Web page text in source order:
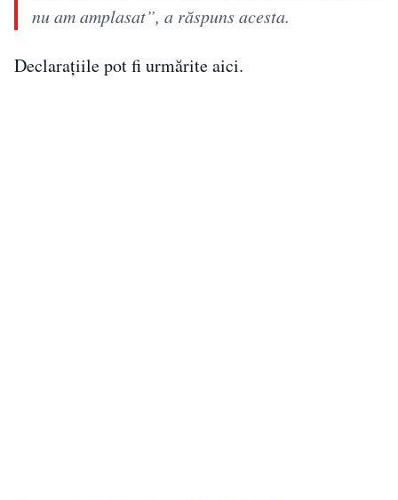
nu am amplasat”, a răspuns acesta.
Declarațiile pot fi urmărite aici.